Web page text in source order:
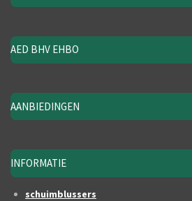
AED BHV EHBO
AANBIEDINGEN
INFORMATIE
schuimblussers